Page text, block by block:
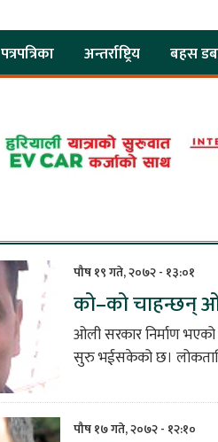
पत्रपत्रिका अन्तर्राष्ट्रिय बहस
पौष १९ गते, २०७२ - १३:०१
को–को चाहन्छन्
ओली सरकार निर्माण
सुरु भईसकेको छ।
पौष १७ गते, २०७२ - १२:१०